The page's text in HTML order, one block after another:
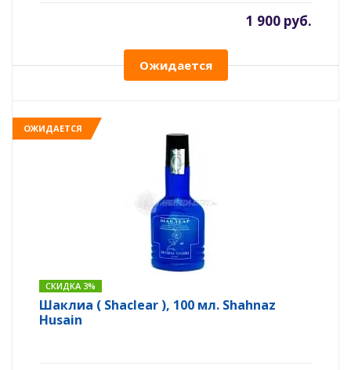
1 900 руб.
Ожидается
ОЖИДАЕТСЯ
СКИДКА 3%
Шаклиа ( Shaclear ), 100 мл. Shahnaz
Husain